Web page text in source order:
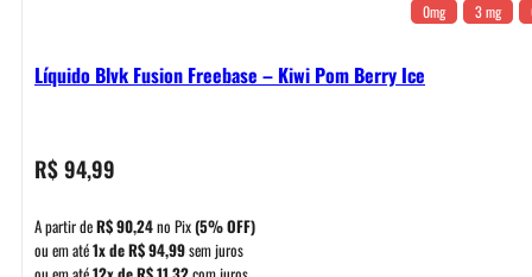
0mg 3 mg
Líquido Blvk Fusion Freebase – Kiwi Pom Berry Ice
R$94,99
A partir deR$90,24no Pix(5% OFF)
ou em até1x deR$94,99sem juros